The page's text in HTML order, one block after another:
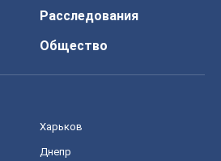
Расследования
Общество
Харьков
Днепр